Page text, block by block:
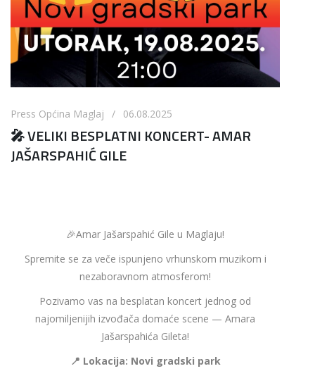
Press Općina Maglaj / 06.08.2025
🎤 VELIKI BESPLATNI KONCERT- AMAR
JAŠARSPAHIĆ GILE
🎉Amar Jašarspahić Gile u Maglaju!
Spremite se za veče ispunjeno vrhunskom muzikom i
nezaboravnom atmosferom!
Pozivamo vas na besplatan koncert jednog od
najomiljenijih izvođača domaće scene — Amara
Jašarspahića Gileta!
📍 Lokacija: Novi gradski park